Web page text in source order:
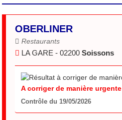
OBERLINER
Restaurants
LA GARE - 02200Soissons
A corriger de manière urgente
Contrôle du 19/05/2026